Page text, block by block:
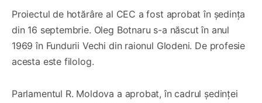
Proiectul de hotărâre al CEC a fost aprobat în ședința
din 16 septembrie. Oleg Botnaru s-a născut în anul
1969 în Fundurii Vechi din raionul Glodeni. De profesie
acesta este filolog.
Parlamentul R. Moldova a aprobat, în cadrul ședinței